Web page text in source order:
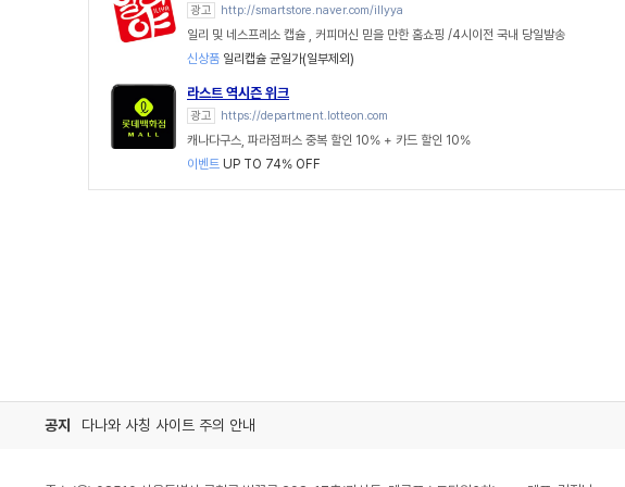
광고 http://smartstore.naver.com/illyya
일리 및 네스프레소 캡슐 , 커피머신 믿을 만한 홈쇼핑 /4시이전 국내 당일발송
신상품 일리캡슐 균일가(일부제외)
라스트 역시즌 위크
광고 https://department.lotteon.com
캐나다구스, 파라점퍼스 중복 할인 10% + 카드 할인 10%
이벤트 UP TO 74% OFF
공지 다나와 사칭 사이트 주의 안내